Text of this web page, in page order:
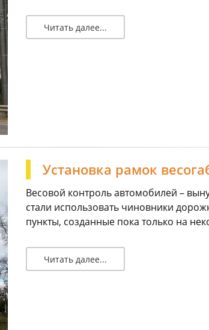
Читать далее...
Установка рамок
Весовой контроль автомобилей –
стали использовать чиновники
пункты, созданные пока только на
Читать далее...